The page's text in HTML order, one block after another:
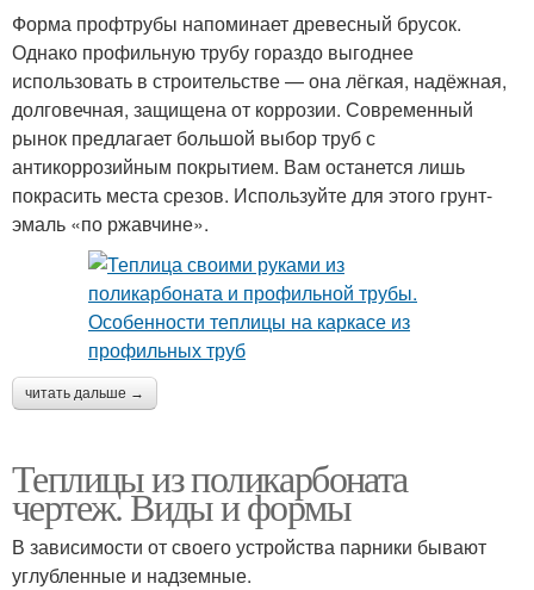
Форма профтрубы напоминает древесный брусок.
Однако профильную трубу гораздо выгоднее
использовать в строительстве — она лёгкая, надёжная,
долговечная, защищена от коррозии. Современный
рынок предлагает большой выбор труб с
антикоррозийным покрытием. Вам останется лишь
покрасить места срезов. Используйте для этого грунт-
эмаль «по ржавчине».
читать дальше →
Теплицы из поликарбоната
чертеж. Виды и формы
В зависимости от своего устройства парники бывают
углубленные и надземные.